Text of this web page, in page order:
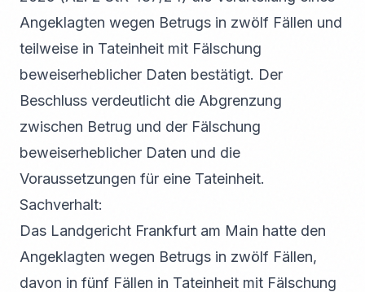
Angeklagten wegen Betrugs in zwölf Fällen und
teilweise in Tateinheit mit Fälschung
beweiserheblicher Daten bestätigt. Der
Beschluss verdeutlicht die Abgrenzung
zwischen Betrug und der Fälschung
beweiserheblicher Daten und die
Voraussetzungen für eine Tateinheit.
Sachverhalt:
Das Landgericht Frankfurt am Main hatte den
Angeklagten wegen Betrugs in zwölf Fällen,
davon in fünf Fällen in Tateinheit mit Fälschung